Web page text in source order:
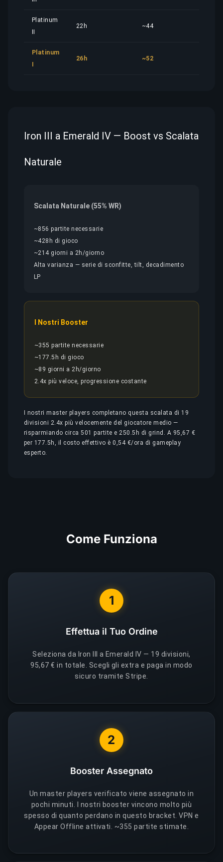
Platinum
22h ~44
Platinum
26h ~52
Iron III a Emerald IV — Boost vs Scalata
Naturale
Scalata Naturale (55% WR)
~856 partite necessarie
~428h di gioco
~214 giorni a 2h/giorno
Alta varianza — serie di sconfitte, tilt, decadimento
LP
I Nostri Booster
~355 partite necessarie
~177.5h di gioco
~89 giorni a 2h/giorno
2.4x più veloce, progressione costante
I nostri master players completano questa scalata di 19
divisioni 2.4x più velocemente del giocatore medio —
risparmiando circa 501 partite e 250.5h di grind. A 95,67 €
per 177.5h, il costo effettivo è 0,54 €/ora di gameplay
esperto.
Come Funziona
1
Effettua il Tuo Ordine
Seleziona da Iron III a Emerald IV — 19 divisioni,
95,67 € in totale. Scegli gli extra e paga in modo
sicuro tramite Stripe.
2
Booster Assegnato
Un master players verificato viene assegnato in
pochi minuti. I nostri booster vincono molto più
spesso di quanto perdano in questo bracket. VPN e
Appear Offline attivati. ~355 partite stimate.